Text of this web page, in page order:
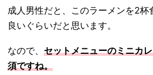
成人男性だと、このラーメンを2杯
良いぐらいだと思います。
なので、 セットメニューのミニカ
須ですね。